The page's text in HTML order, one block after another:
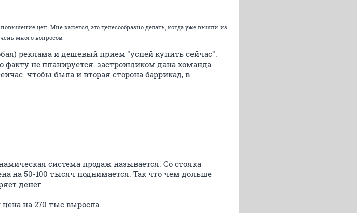
цен. Мне кажется, это целесообразно делать, когда уже вышли из
много вопросов.
реклама и дешевый прием "успей купить сейчас".
не планируется. застройщиком дана команда
чтобы была и вторая сторона баррикад, в
система продаж называется. Со стояка
на 50-100 тысяч поднимается. Так что чем дольше
денег.
на 270 тыс выросла.